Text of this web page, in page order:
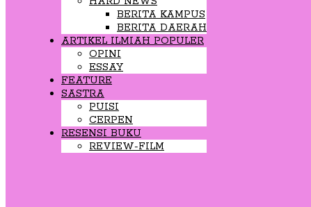
BERITA KAMPUS
BERITA DAERAH
ARTIKEL ILMIAH POPULER
OPINI
ESSAY
FEATURE
SASTRA
PUISI
CERPEN
RESENSI BUKU
REVIEW-FILM